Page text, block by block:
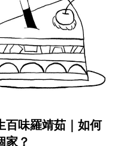
百味羅靖茹｜如何
家？